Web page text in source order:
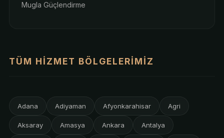
Mugla Güçlendirme
TÜM HIZMET BÖLGELERIMIZ
Adana Adiyaman Afyonkarahisar Agri
Aksaray Amasya Ankara Antalya